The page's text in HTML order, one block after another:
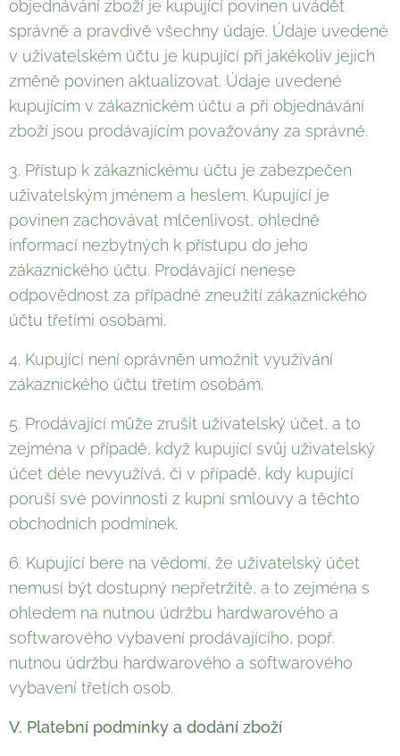
objednávání zboží je kupující povinen uvádět
správně a pravdivě všechny údaje. Údaje uvedené
v uživatelském účtu je kupující při jakékoliv jejich
změně povinen aktualizovat. Údaje uvedené
kupujícím v zákaznickém účtu a při objednávání
zboží jsou prodávajícím považovány za správné.
3. Přístup k zákaznickému účtu je zabezpečen
uživatelským jménem a heslem. Kupující je
povinen zachovávat mlčenlivost, ohledně
informací nezbytných k přístupu do jeho
zákaznického účtu. Prodávající nenese
odpovědnost za případné zneužití zákaznického
účtu třetími osobami.
4. Kupující není oprávněn umožnit využívání
zákaznického účtu třetím osobám.
5. Prodávající může zrušit uživatelský účet, a to
zejména v případě, když kupující svůj uživatelský
účet déle nevyužívá, či v případě, kdy kupující
poruší své povinnosti z kupní smlouvy a těchto
obchodních podmínek.
6. Kupující bere na vědomí, že uživatelský účet
nemusí být dostupný nepřetržitě, a to zejména s
ohledem na nutnou údržbu hardwarového a
softwarového vybavení prodávajícího, popř.
nutnou údržbu hardwarového a softwarového
vybavení třetích osob.
V. Platební podmínky a dodání zboží